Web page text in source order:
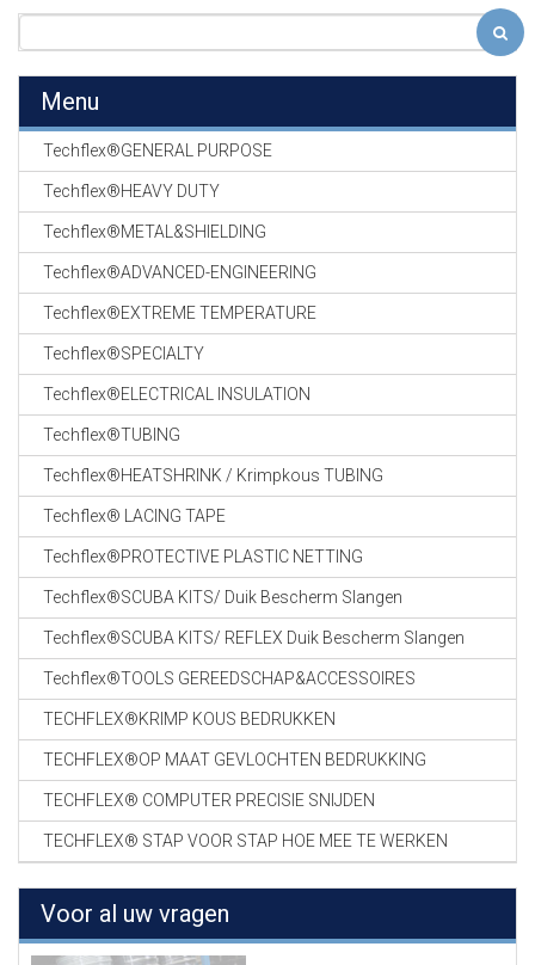
Menu
Techflex®GENERAL PURPOSE
Techflex®HEAVY DUTY
Techflex®METAL&SHIELDING
Techflex®ADVANCED-ENGINEERING
Techflex®EXTREME TEMPERATURE
Techflex®SPECIALTY
Techflex®ELECTRICAL INSULATION
Techflex®TUBING
Techflex®HEATSHRINK / Krimpkous TUBING
Techflex® LACING TAPE
Techflex®PROTECTIVE PLASTIC NETTING
Techflex®SCUBA KITS/ Duik Bescherm Slangen
Techflex®SCUBA KITS/ REFLEX Duik Bescherm Slangen
Techflex®TOOLS GEREEDSCHAP&ACCESSOIRES
TECHFLEX®KRIMP KOUS BEDRUKKEN
TECHFLEX®OP MAAT GEVLOCHTEN BEDRUKKING
TECHFLEX® COMPUTER PRECISIE SNIJDEN
TECHFLEX® STAP VOOR STAP HOE MEE TE WERKEN
Voor al uw vragen